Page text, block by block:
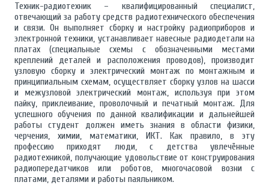
Техник-радиотехник – квалифицированный специалист,
отвечающий за работу средств радиотехнического обеспечения
и связи. Он выполняет сборку и настройку радиоприборов и
электронной техники, устанавливает навесные радиодетали на
платах (специальные схемы с обозначенными местами
креплений деталей и расположения проводов), производит
узловую сборку и электрический монтаж по монтажным и
принципиальным схемам, осуществляет сборку узлов на шасси
и межузловой электрический монтаж, используя при этом
пайку, приклеивание, проволочный и печатный монтаж. Для
успешного обучения по данной квалификации и дальнейшей
работы студент должен иметь знания в области физики,
черчения, химии, математики, ИКТ. Как правило, в эту
профессию приходят люди, с детства увлечённые
радиотехникой, получающие удовольствие от конструирования
радиопередатчиков или роботов, многочасовой возни с
платами, деталями и работы паяльником.